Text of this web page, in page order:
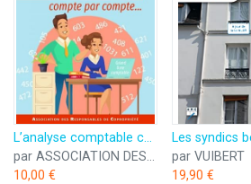
L’analyse comptable compte par compte
par ASSOCIATION DES RESPONSABLES DE COPROPRIETE
10,00 €
par VUIBERT
19,90 €